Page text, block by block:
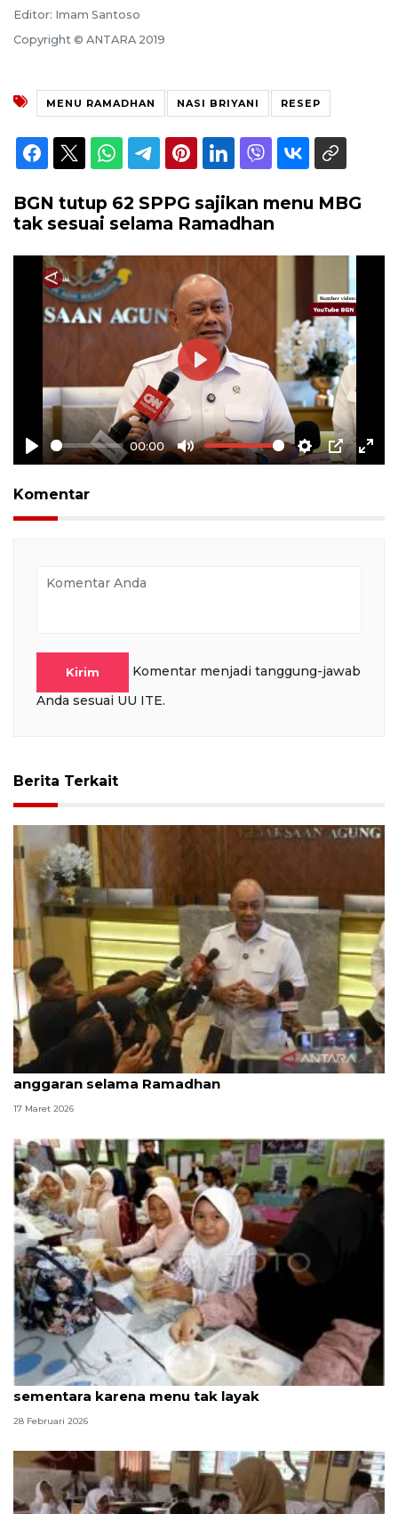
Editor: Imam Santoso
Copyright © ANTARA 2019
MENU RAMADHAN NASI BRIYANI RESEP
BGN tutup 62 SPPG sajikan menu MBG
tak sesuai selama Ramadhan
Play
00:00
Mute Settings
PIP
Play
Komentar
Kirim
Komentar menjadi tanggung-jawab
Anda sesuai UU ITE.
Berita Terkait
BGN setop 62 SPPG dengan menu MBG tak sesuai
anggaran selama Ramadhan
17 Maret 2026
Per hari ke-9 Ramadhan, 47 SPPG distop
sementara karena menu tak layak
28 Februari 2026